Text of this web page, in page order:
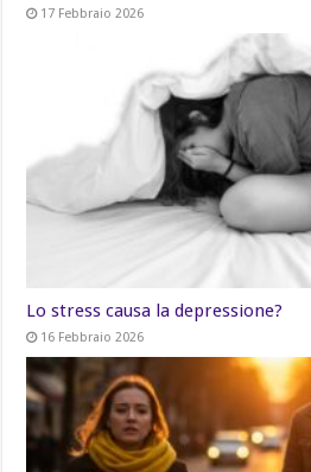
17 Febbraio 2026
Lo stress causa la depressione?
16 Febbraio 2026